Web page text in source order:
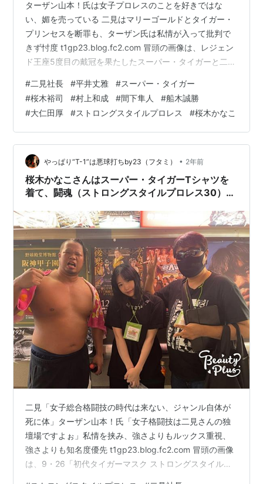
ターザン山本！氏は女子プロレスのことを好きではな
い、媚を売っている 二見はマリーゴールドとタイガー・
プリンセスを断罪も、ターザン氏は私情が入って批判で
きず忖度 t1gp23.blog.fc2.com 冒頭の画像は、レジェン
ド王座5度目の戴冠を果たしたスーパー・タイガーと二
ングスタイルプロレスVol.32～力道山先生 ご生誕100年
感謝興行～」後楽園ホール大会、村上和成 vs スーパー・
タイガーと、ジャガー横田、藪下めぐみ vs タイガー・ク
イーン、タイガー・プリンセスの試合の中心に更新。 ス
ーパー・タイガーの課題、何故素人同然のタイガ…
#二見社長 #平井丈雅 #スーパー・タイガー
#桜木裕司 #村上和成 #間下隼人 #船木誠勝
#大仁田厚 #ストロングスタイルプロレス #桜木かなこ
やっぱり“T-1”は悪球打ちby23（フタミ） • 2年前
桜木かなこさんはスーパー・タイガーTシャツを
着て、闘魂（ストロングスタイルプロレス30）を
司選手、間下隼人選手の謙虚さに感動
二見「女子総合格闘技の時代は来ない、ジャンル自体が
死に体」ターザン山本！氏「女子格闘技は二見さんの独
壇場ですよぉ」私情を挟み、強さよりもルックス重視、
強さよりも知名度優先 t1gp23.blog.fc2.com 冒頭の画像
は、9・26「初代タイガーマスク ストロングスタイルプ